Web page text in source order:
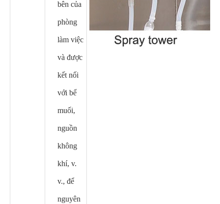
bên của
phòng
làm việc
và được
kết nối
với bể
muối,
nguồn
không
khí, v.
v., để
nguyên